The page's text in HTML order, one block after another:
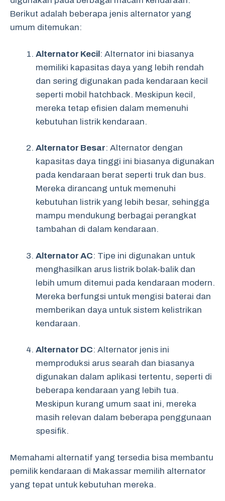
Berikut adalah beberapa jenis alternator yang
umum ditemukan:
Alternator Kecil: Alternator ini biasanya
memiliki kapasitas daya yang lebih rendah
dan sering digunakan pada kendaraan kecil
seperti mobil hatchback. Meskipun kecil,
mereka tetap efisien dalam memenuhi
kebutuhan listrik kendaraan.
Alternator Besar: Alternator dengan
kapasitas daya tinggi ini biasanya digunakan
pada kendaraan berat seperti truk dan bus.
Mereka dirancang untuk memenuhi
kebutuhan listrik yang lebih besar, sehingga
mampu mendukung berbagai perangkat
tambahan di dalam kendaraan.
Alternator AC: Tipe ini digunakan untuk
menghasilkan arus listrik bolak-balik dan
lebih umum ditemui pada kendaraan modern.
Mereka berfungsi untuk mengisi baterai dan
memberikan daya untuk sistem kelistrikan
kendaraan.
Alternator DC: Alternator jenis ini
memproduksi arus searah dan biasanya
digunakan dalam aplikasi tertentu, seperti di
beberapa kendaraan yang lebih tua.
Meskipun kurang umum saat ini, mereka
masih relevan dalam beberapa penggunaan
spesifik.
Memahami alternatif yang tersedia bisa membantu
pemilik kendaraan di Makassar memilih alternator
yang tepat untuk kebutuhan mereka.